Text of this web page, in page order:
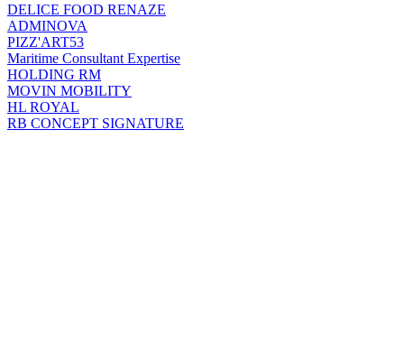
DELICE FOOD RENAZE
ADMINOVA
PIZZ'ART53
Maritime Consultant Expertise
HOLDING RM
MOVIN MOBILITY
HL ROYAL
RB CONCEPT SIGNATURE